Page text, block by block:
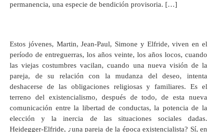
permanencia, una especie de bendición provisoria. […]
Estos jóvenes, Martin, Jean-Paul, Simone y Elfride, viven en el
período de entreguerras, los años veinte, los años locos, cuando
las viejas costumbres vacilan, cuando una nueva visión de la
pareja, de su relación con la mudanza del deseo, intenta
deshacerse de las obligaciones religiosas y familiares. Es el
terreno del existencialismo, después de todo, de esta nueva
comunicación entre la libertad de conductas, la potencia de la
elección y la inercia de las situaciones sociales dadas.
Heidegger-Elfride, ¿una pareja de la época existencialista? Sí, en